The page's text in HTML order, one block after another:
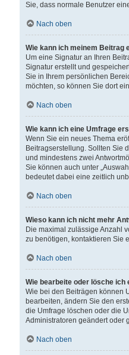
Sie, dass normale Benutzer
Nach oben
Wie kann ich meinem Beitrag
Um eine Signatur an Ihren
Signatur erstellt und
Sie in Ihrem persönlichen
möchten, so können Sie dort
Nach oben
Wie kann ich eine Umfrage
Wenn Sie ein neues Thema
Beitragserstellung. Sollten Sie
und mindestens zwei
Sie können auch unter
bedeutet dabei eine zeitlich
Nach oben
Wieso kann ich nicht mehr
Die maximal zulässige Anzahl
zu benötigen, kontaktieren Sie
Nach oben
Wie bearbeite oder lösche ich
Wie bei den Beiträgen können
bearbeiten, ändern Sie den
die Umfrage löschen oder die
Administratoren geändert oder
Nach oben